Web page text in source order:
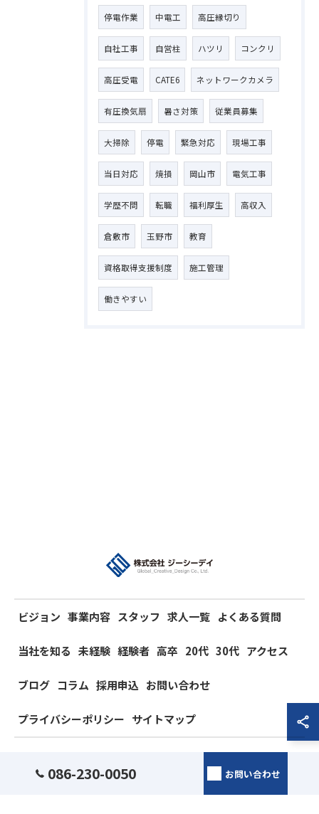
停電作業 中電工 高圧縁切り
自社工事 自営柱 ハツリ コンクリ
高圧受電 CATE6 ネットワークカメラ
有圧換気扇 暑さ対策 従業員募集
大掃除 停電 緊急対応 現場工事
当日対応 焼損 岡山市 電気工事
学歴不問 転職 福利厚生 高収入
倉敷市 玉野市 教育
資格取得支援制度 施工管理
働きやすい
086-230-0050 お問い合わせ
ビジョン 事業内容 スタッフ 求人一覧 よくある質問
当社を知る 未経験 経験者 高卒 20代 30代 アクセス
ブログ コラム 採用申込 お問い合わせ
プライバシーポリシー サイトマップ
© 2026 岡山県岡山市の電気工事の求人なら株式会社ジーシーデイ ALL RIGHTS